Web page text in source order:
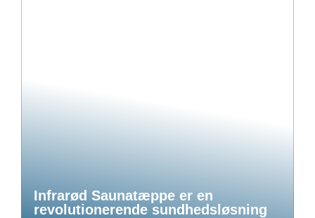
Infrarød Saunatæppe er en
revolutionerende sundhedsløsning